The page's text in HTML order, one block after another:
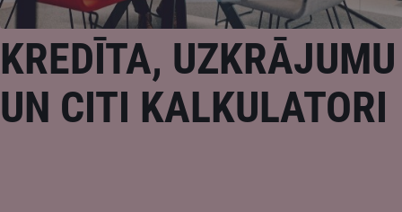
KREDĪTA, UZKRĀJUMU
UN CITI KALKULATORI